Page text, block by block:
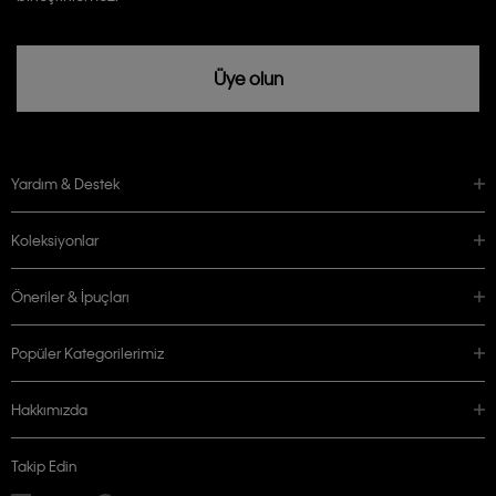
Üye olun
Yardım & Destek
Koleksiyonlar
Öneriler & İpuçları
Popüler Kategorilerimiz
Hakkımızda
Takip Edin